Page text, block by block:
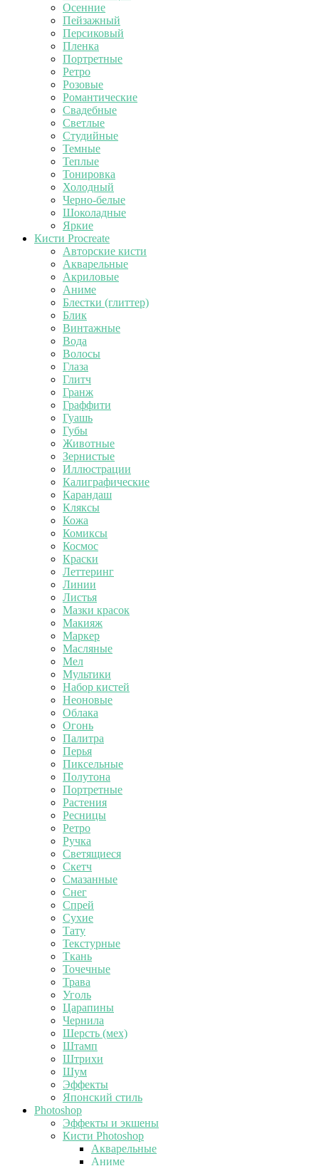
Осенние
Пейзажный
Персиковый
Пленка
Портретные
Ретро
Розовые
Романтические
Свадебные
Светлые
Студийные
Темные
Теплые
Тонировка
Холодный
Черно-белые
Шоколадные
Яркие
Кисти Procreate
Авторские кисти
Акварельные
Акриловые
Аниме
Блестки (глиттер)
Блик
Винтажные
Вода
Волосы
Глаза
Глитч
Гранж
Граффити
Гуашь
Губы
Животные
Зернистые
Иллюстрации
Калиграфические
Карандаш
Кляксы
Кожа
Комиксы
Космос
Краски
Леттеринг
Линии
Листья
Мазки красок
Макияж
Маркер
Масляные
Мел
Мультики
Набор кистей
Неоновые
Облака
Огонь
Палитра
Перья
Пиксельные
Полутона
Портретные
Растения
Ресницы
Ретро
Ручка
Светящиеся
Скетч
Смазанные
Снег
Спрей
Сухие
Тату
Текстурные
Ткань
Точечные
Трава
Уголь
Царапины
Чернила
Шерсть (мех)
Штамп
Штрихи
Шум
Эффекты
Японский стиль
Photoshop
Эффекты и экшены
Кисти Photoshop
Акварельные
Аниме